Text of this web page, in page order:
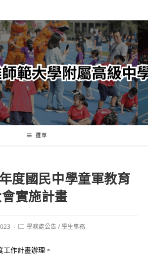
選單
度國民中學童軍教育
實施計畫
Post學務處公告/學生事務
作計畫辦理。